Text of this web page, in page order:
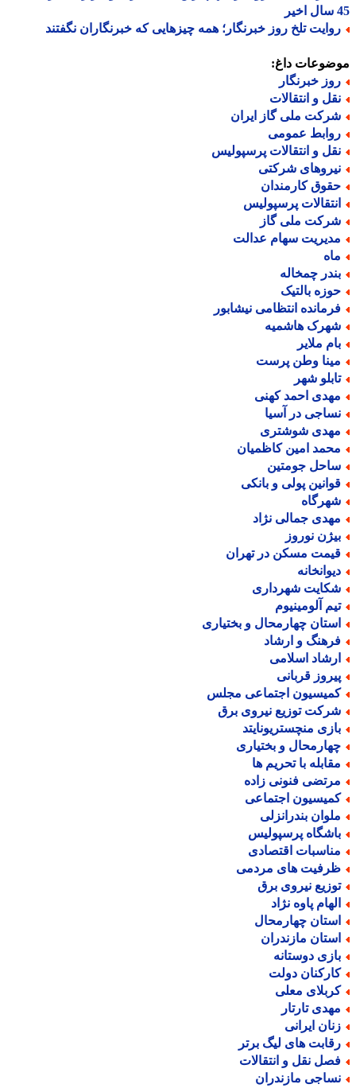
تلخ روز خبرنگار؛ همه چیزهایی که خبرنگاران نگفتند
داغ:
خبرنگار
و انتقالات
ملی گاز ایران
عمومی
و انتقالات پرسپولیس
شرکتی
کارمندان
پرسپولیس
ملی گاز
سهام عدالت
چمخاله
بالتیک
انتظامی نیشابور
هاشمیه
ملایر
وطن پرست
شهر
احمد کهنی
در آسیا
شوشتری
امین کاظمیان
جومتین
پولی و بانکی
جمالی نژاد
نوروز
مسکن در تهران
شهرداری
آلومینیوم
چهارمحال و بختیاری
و ارشاد
اسلامی
قربانی
اجتماعی مجلس
توزیع نیروی برق
منچستریونایتد
و بختیاری
با تحریم ها
فنونی زاده
اجتماعی
بندرانزلی
پرسپولیس
اقتصادی
های مردمی
نیروی برق
پاوه نژاد
چهارمحال
مازندران
دوستانه
دولت
معلی
تارتار
ایرانی
های لیگ برتر
نقل و انتقالات
مازندران